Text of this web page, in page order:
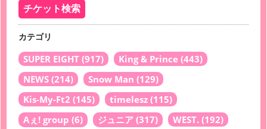
カテゴリ
SUPER EIGHT (917) King & Prince (443)
NEWS (214) Snow Man (129)
Kis-My-Ft2 (145) timelesz (115)
Aぇ! group (6) ジュニア (317) WEST. (192)